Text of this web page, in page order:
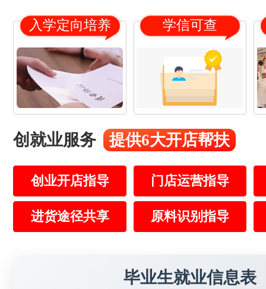
入学定向培养 学信可查
创就业服务 提供6大开店帮扶
创业开店指导 门店运营指导
进货途径共享 原料识别指导
毕业生就业信息表
冯* 19
赵* 20
22 美发师